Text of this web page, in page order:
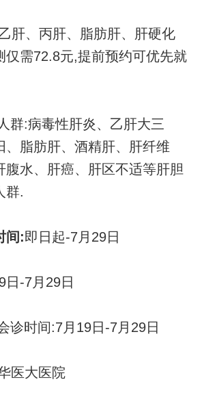
肝、丙肝、脂肪肝、肝硬化
仅需72.8元,提前预约可优先就
群:病毒性肝炎、乙肝大三
、脂肪肝、酒精肝、肝纤维
腹水、肝癌、肝区不适等肝胆
群.
间:即日起-7月29日
日-7月29日
诊时间:7月19日-7月29日
医大医院